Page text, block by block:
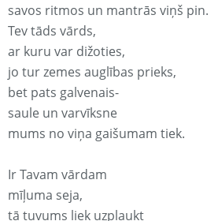
savos ritmos un mantrās viņš pin.
Tev tāds vārds,
ar kuru var dižoties,
jo tur zemes auglības prieks,
bet pats galvenais-
saule un varvīksne
mums no viņa gaišumam tiek.
Ir Tavam vārdam
mīļuma seja,
tā tuvums liek uzplaukt